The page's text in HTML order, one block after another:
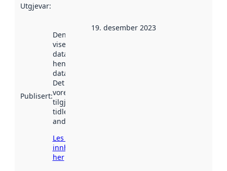
Utgjevar:
Publisert:
Denne datoen
viser når
datasettet vart
henta inn av
data.norge.no.
Det kan ha
vore
tilgjengeleg
tidlegare
andre stader.
Les meir om
innhenting
her
19. desember 2023